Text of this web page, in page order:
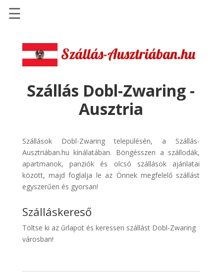
Szállások
Szállásinfo.eu
Repülőjegy
pénzvisszatérítéssel
Discover
Cars
Transzfer
Kiwi
Taxi
☰
Szállás Dobl-Zwaring -
Ausztria
Szállások Dobl-Zwaring településén, a Szállás-
Ausztriában.hu kínálatában. Böngésszen a szállodák,
apartmanok, panziók és olcsó szállások ajánlatai
között, majd foglalja le az Önnek megfelelő szállást
egyszerűen és gyorsan!
Szálláskereső
Töltse ki az űrlapot és keressen szállást Dobl-Zwaring
városban!